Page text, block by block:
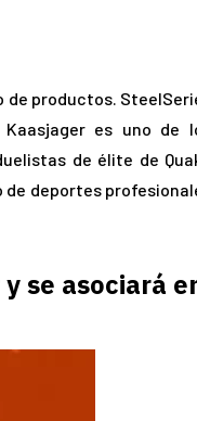
de productos.
es uno de
de élite de
deportes
se asociará